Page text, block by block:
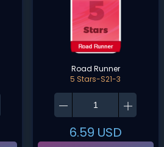
Road Runner
5 Stars-S21-3
6.59 USD